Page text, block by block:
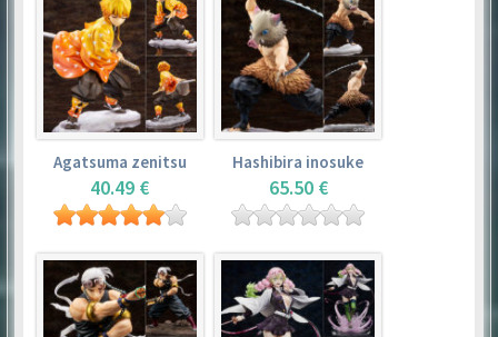
Agatsuma zenitsu
40.49 €
Hashibira inosuke
65.50 €